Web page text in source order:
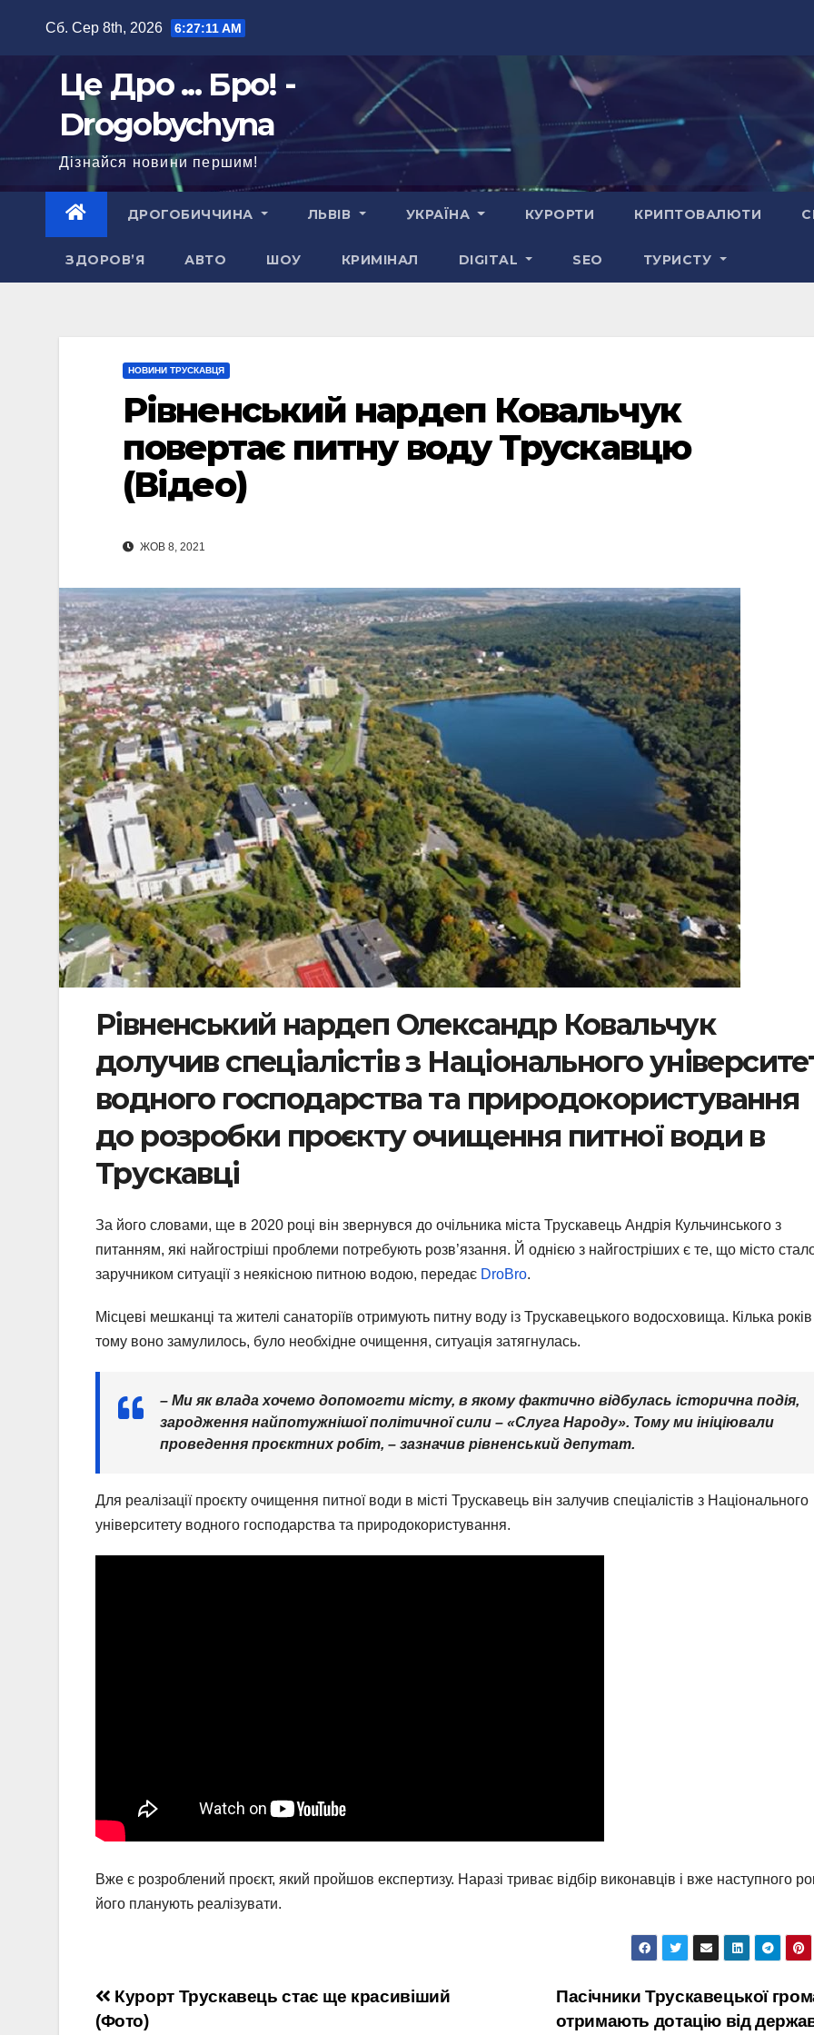
Сб. Сер 8th, 2026 6:27:12 AM
Це Дро ... Бро! -
Drogobychyna
Дізнайся новини першим!
ДРОГОБИЧЧИНА ЛЬВІВ УКРАЇНА КУРОРТИ КРИПТОВАЛЮТИ
ЗДОРОВ’Я АВТО ШОУ КРИМІНАЛ DIGITAL SEO ТУРИСТУ
НОВИНИ ТРУСКАВЦЯ
Рівненський нардеп Ковальчук
повертає питну воду Трускавцю
(Відео)
ЖОВ 8, 2021
Рівненський нардеп Олександр Ковальчук
долучив спеціалістів з Національного
водного господарства та природокористування
до розробки проєкту очищення питної води в
Трускавці
За його словами, ще в 2020 році він звернувся до очільника міста Трускавець Андрія Кульчинського з
питанням, які найгостріші проблеми потребують розв’язання. Й однією з найгостріших є те, що місто
заручником ситуації з неякісною питною водою, передає DroBro.
Місцеві мешканці та жителі санаторіїв отримують питну воду із Трускавецького водосховища. Кілька років
тому воно замулилось, було необхідне очищення, ситуація затягнулась.
– Ми як влада хочемо допомогти місту, в якому фактично відбулась історична подія,
зародження найпотужнішої політичної сили – «Слуга Народу». Тому ми ініціювали
проведення проєктних робіт, – зазначив рівненський депутат.
Для реалізації проєкту очищення питної води в місті Трускавець він залучив спеціалістів з Національного
університету водного господарства та природокористування.
Вже є розроблений проєкт, який пройшов експертизу. Наразі триває відбір виконавців і вже наступного
його планують реалізувати.
Навігація
Пасічники Трускавецької
отримають дотацію від
Курорт Трускавець стає ще красивіший
(Фото)